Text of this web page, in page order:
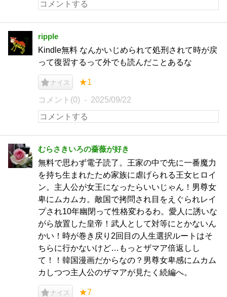
ripple
Kindle無料 なんかいじめられて処刑されて時が戻
って復習するって外でも読んだことあるな
ナイス ★1
コメント(0) 2025/09/22
むらさきいろの薔薇が好き
無料で思わず電子読了。王家の中で先に一番魔力
を持ち生まれたため家族に虐げられる王女ヒロイ
ン。主人公が女王になったらいいじゃん！男尊女
卑にムカムカ。敵国で拷問され目をえぐられレイ
プされ10年幽閉って性格変わるわ。愛人に誘いな
がら放置した皇帝！武人として対等にとかないん
かい！時が巻き戻り2回目の人生選択ルートはそ
ちらに行かないけど…もっとザマア倍返しし
て！！韓国漫画だからなの？男尊女卑感にムカム
カしつつ主人公のザマアが見たく続編へ。
ナイス ★7